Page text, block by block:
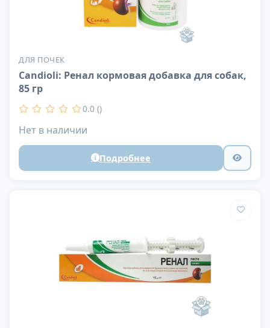
ДЛЯ ПОЧЕК
Candioli: Ренал кормовая добавка для собак,
85 гр
0.0 ()
Нет в наличии
Подробнее